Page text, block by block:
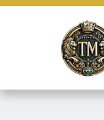
marketing e fornecer